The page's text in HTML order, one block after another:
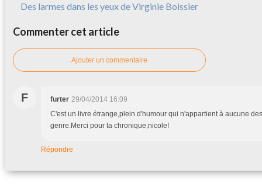
Des larmes dans les yeux de Virginie Boissier
Commenter cet article
Ajouter un commentaire
F furter 29/04/2014 16:09
C'est un livre étrange,plein d'humour qui n'appartient à aucune
genre.Merci pour ta chronique,nicole!
Répondre